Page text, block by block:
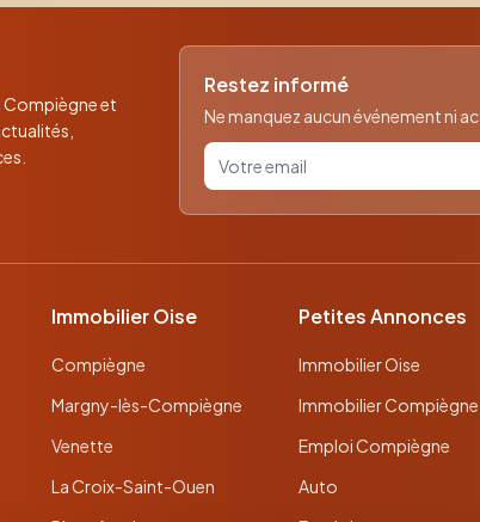
Compiègne et
Restez informé
Ne manquez aucun événement ni
Votre email pour la newsletter
Immobilier Oise
Compiègne
Margny-lès-Compiègne
Venette
La Croix-Saint-Ouen
Petites Annonces
Immobilier Oise
Immobilier Compiègne
Emploi Compiègne
Auto